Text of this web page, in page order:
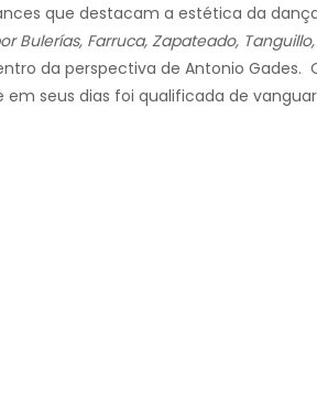
que destacam a estética da
Bulerías, Farruca, Zapateado,
da perspectiva de Antonio Gades.
seus dias foi qualificada de